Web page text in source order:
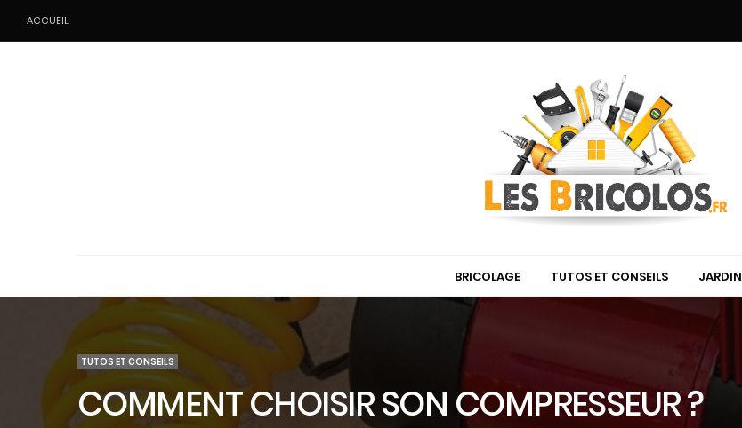
ACCUEIL
BRICOLAGE TUTOS ET CONSEILS JARDIN
TUTOS ET CONSEILS
COMMENT CHOISIR SON COMPRESSEUR ?